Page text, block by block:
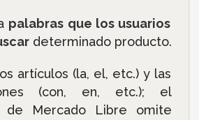
palabras que los usuarios
determinado producto.
artículos (la, el, etc.) y las
(con, en, etc.); el
de Mercado Libre omite